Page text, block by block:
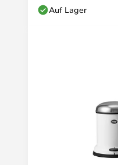
Auf Lager